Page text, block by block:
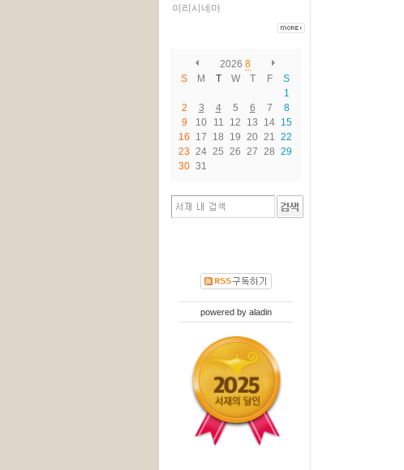
이리시네마
2026 8
S
M T W T F
S
1
2
3 4 5 6 7
8
9
10 11 12 13 14 15
16
17 18 19 20 21
22
23 24 25 26 27 28 29
30 31
powered by aladin